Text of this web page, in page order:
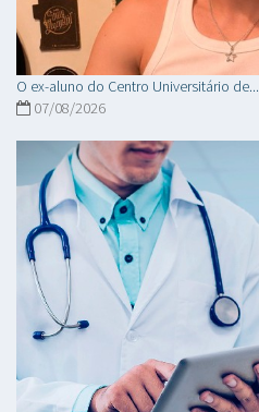
O ex-aluno do Centro Universitário de...
07/08/2026